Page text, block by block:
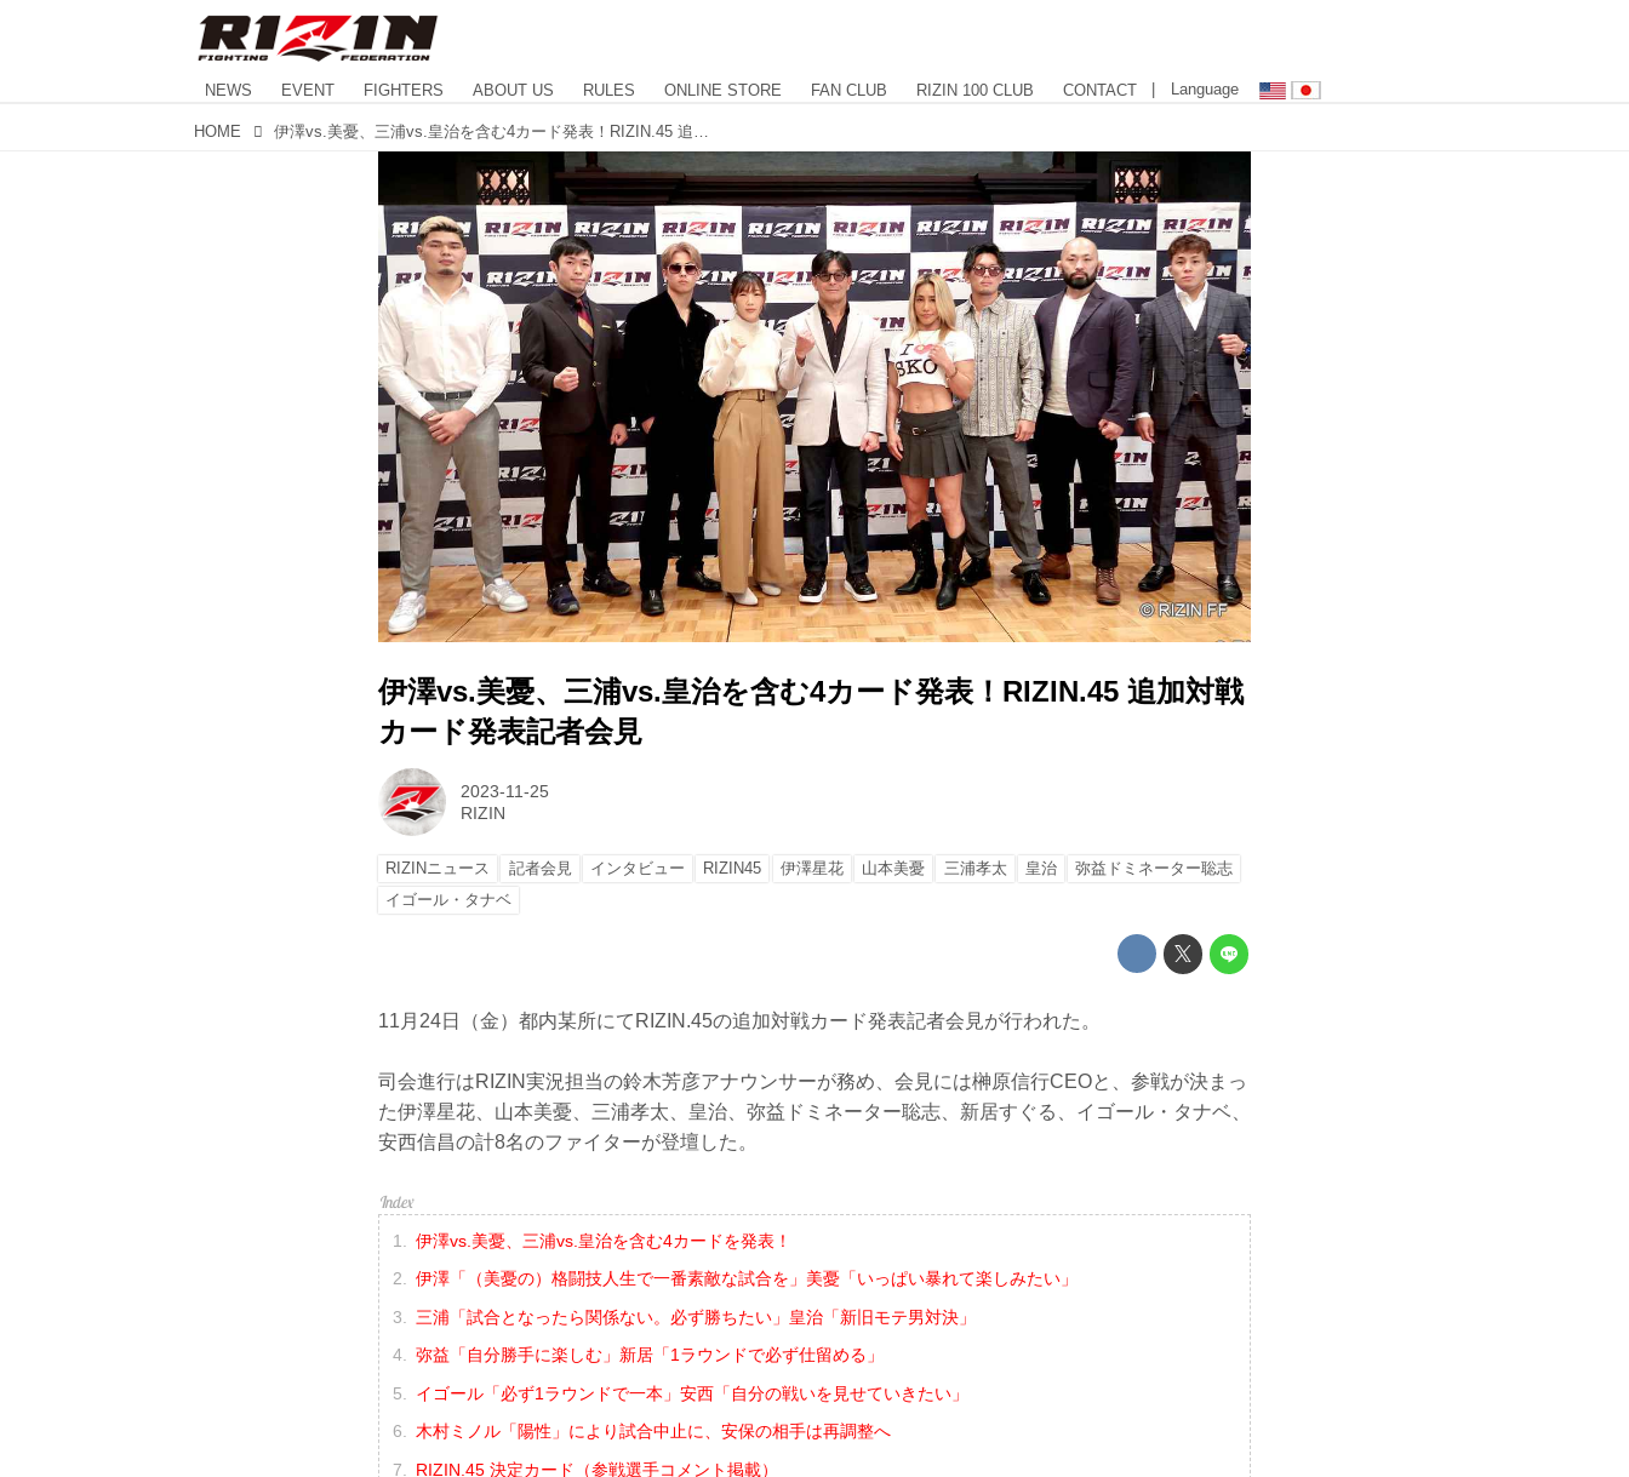
NEWS EVENT FIGHTERS ABOUT US RULES ONLINE STORE FAN CLUB RIZIN 100 CLUB CONTACT | Language
HOME
伊澤vs.美憂、三浦vs.皇治を含む4カード発表！RIZIN.45 追加対戦
カード発表記者会見
2023-11-25
RIZIN
RIZINニュース 記者会見 インタビュー RIZIN45 伊澤星花 山本美憂 三浦孝太 皇治
弥益ドミネーター聡志
イゴール・タナベ
11月24日（金）都内某所にてRIZIN.45の追加対戦カード発表記者会見が行われた。
司会進行はRIZIN実況担当の鈴木芳彦アナウンサーが務め、会見には榊原信行CEOと、参戦が決まっ
た伊澤星花、山本美憂、三浦孝太、皇治、弥益ドミネーター聡志、新居すぐる、イゴール・タナベ、
安西信昌の計8名のファイターが登壇した。
伊澤vs.美憂、三浦vs.皇治を含む4カードを発表！
伊澤「（美憂の）格闘技人生で一番素敵な試合を」美憂「いっぱい暴れて楽しみたい」
三浦「試合となったら関係ない。必ず勝ちたい」皇治「新旧モテ男対決」
弥益「自分勝手に楽しむ」新居「1ラウンドで必ず仕留める」
イゴール「必ず1ラウンドで一本」安西「自分の戦いを見せていきたい」
木村ミノル「陽性」により試合中止に、安保の相手は再調整へ
RIZIN.45 決定カード（参戦選手コメント掲載）